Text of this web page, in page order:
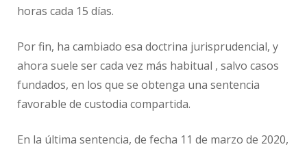
horas cada 15 días.
Por fin, ha cambiado esa doctrina jurisprudencial, y
ahora suele ser cada vez más habitual , salvo casos
fundados, en los que se obtenga una sentencia
favorable de custodia compartida.
En la última sentencia, de fecha 11 de marzo de 2020,